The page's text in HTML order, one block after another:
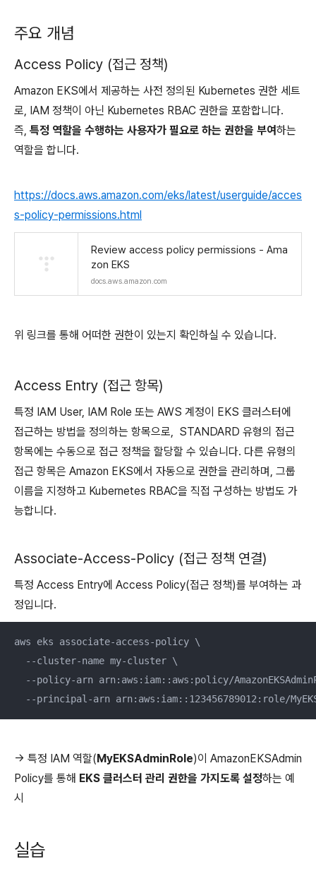
주요 개념
Access Policy (접근 정책)
Amazon EKS에서 제공하는 사전 정의된 Kubernetes 권한 세트
로, IAM 정책이 아닌 Kubernetes RBAC 권한을 포함합니다.
즉, 특정 역할을 수행하는 사용자가 필요로 하는 권한을 부여하는
역할을 합니다.
https://docs.aws.amazon.com/eks/latest/userguide/acces
s-policy-permissions.html
Review access policy permissions - Ama
zon EKS
docs.aws.amazon.com
위 링크를 통해 어떠한 권한이 있는지 확인하실 수 있습니다.
Access Entry (접근 항목)
특정 IAM User, IAM Role 또는 AWS 계정이 EKS 클러스터에
접근하는 방법을 정의하는 항목으로, STANDARD 유형의 접근
항목에는 수동으로 접근 정책을 할당할 수 있습니다. 다른 유형의
접근 항목은 Amazon EKS에서 자동으로 권한을 관리하며, 그룹
이름을 지정하고 Kubernetes RBAC을 직접 구성하는 방법도 가
능합니다.
Associate-Access-Policy (접근 정책 연결)
특정 Access Entry에 Access Policy(접근 정책)를 부여하는 과
정입니다.
aws eks associate-access-policy \
  --cluster-name my-cluster \
--policy-arn arn:aws:iam::aws:policy/
--principal-arn arn:aws:iam::123456789012:role/
-> 특정 IAM 역할(MyEKSAdminRole)이 AmazonEKSAdmin
Policy를 통해 EKS 클러스터 관리 권한을 가지도록 설정하는 예
시
실습